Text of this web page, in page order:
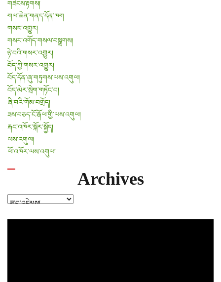
གཟེངས་རྟགས།
གལ་ཆེན་གནད་དོན་ཁག
གསར་འགྱུར།
གསར་འགོད་གསལ་བསྒྲགས།
ཉེ་བའི་གསར་འགྱུར།
བོད་ཀྱི་གསར་འགྱུར།
བོད་དོན་ཞུ་གཏུགས་ལས་འགུལ།
བོད་མེར་སྲེག་གཏོང་བ།
ཞི་བའི་གོམ་བགྲོད།
ཟས་བཅད་ངོ་རྒོལ་གྱི་ལས་འགུལ།
རྐང་འཁོར་སྐོར་སྐྱོད།
ལས་འགུལ།
ལོ་འཁོར་ལས་འགུལ།
Archives
Archives